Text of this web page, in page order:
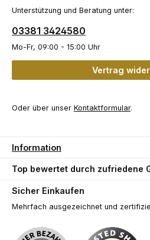
Unterstützung und Beratung unter:
03381 3424580
Mo-Fr, 09:00 - 15:00 Uhr
Vertrag
Oder über unser Kontaktformular.
Information
Top bewertet durch zufriedene
Sicher Einkaufen
Mehrfach ausgezeichnet und